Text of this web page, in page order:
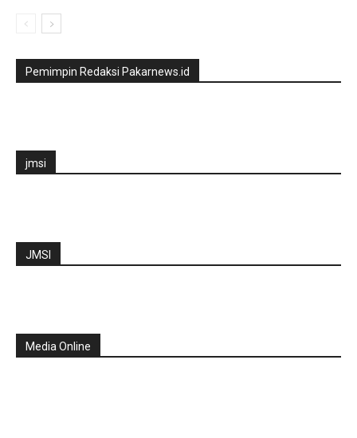
Pemimpin Redaksi Pakarnews.id
jmsi
JMSI
Media Online